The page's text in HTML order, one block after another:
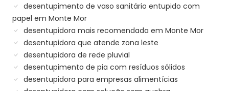
desentupimento de vaso sanitário entupido com
papel em Monte Mor
desentupidora mais recomendada em Monte Mor
desentupidora que atende zona leste
desentupidora de rede pluvial
desentupimento de pia com resíduos sólidos
desentupidora para empresas alimentícias